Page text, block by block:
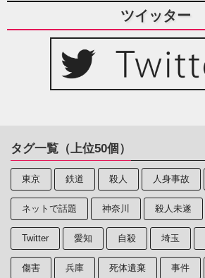
ツイッター
タグ一覧（上位50個）
東京 鉄道 殺人 人身事故
ネットで話題 神奈川 殺人未遂
Twitter 愛知 自殺 埼玉
傷害 兵庫 死体遺棄 事件